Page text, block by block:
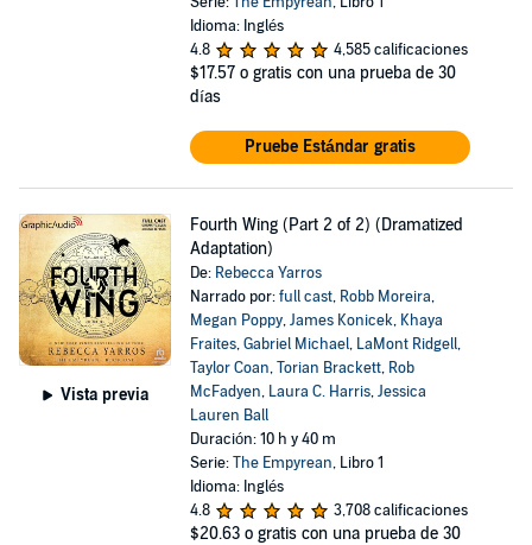
Idioma: Inglés
4.8
4,585 calificaciones
$17.57 o gratis con una prueba de 30
días
Pruebe Estándar gratis
Vista previa
Fourth Wing (Part 2 of 2) (Dramatized
Adaptation)
De: Rebecca Yarros
Narrado por:full cast, Robb Moreira,
Megan Poppy,James Konicek, Khaya
Fraites,Gabriel Michael, LaMont Ridgell,
Taylor Coan,Torian Brackett, Rob
McFadyen, Laura C. Harris,Jessica
Lauren Ball
Duración: 10 h y 40 m
Serie:The Empyrean, Libro 1
Idioma: Inglés
4.8
3,708 calificaciones
$20.63 o gratis con una prueba de 30